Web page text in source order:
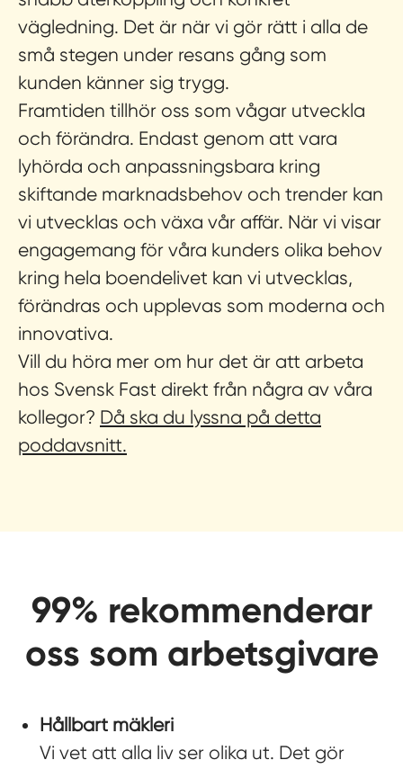
vägledning. Det är när vi gör rätt i alla de
små stegen under resans gång som
kunden känner sig trygg.
Framtiden tillhör oss som vågar utveckla
och förändra. Endast genom att vara
lyhörda och anpassningsbara kring
skiftande marknadsbehov och trender kan
vi utvecklas och växa vår affär. När vi visar
engagemang för våra kunders olika behov
kring hela boendelivet kan vi utvecklas,
förändras och upplevas som moderna och
innovativa.
Vill du höra mer om hur det är att arbeta
hos Svensk Fast direkt från några av våra
kollegor? Då ska du lyssna på detta
poddavsnitt.
99% rekommenderar
oss som arbetsgivare
Hållbart mäkleri
Vi vet att alla liv ser olika ut. Det gör